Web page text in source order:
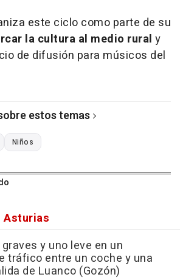
este ciclo como parte de su
la cultura al medio rural y
de difusión para músicos del
estos temas
Niños
Asturias
y uno leve en un
tráfico entre un coche y una
de Luanco (Gozón)